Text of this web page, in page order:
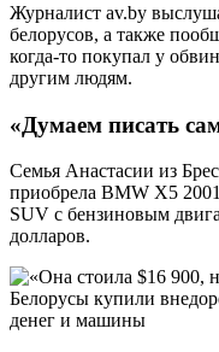
Журналист av.by
белорусов, а также
когда-то покупал у
другим людям.
«Думаем писать
Семья Анастасии из
приобрела BMW X5
SUV с бензиновым
долларов.